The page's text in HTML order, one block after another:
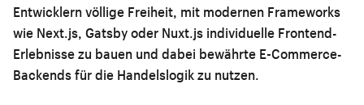
Entwicklern völlige Freiheit, mit modernen Frameworks
wie Next.js, Gatsby oder Nuxt.js individuelle Frontend-
Erlebnisse zu bauen und dabei bewährte E-Commerce-
Backends für die Handelslogik zu nutzen.